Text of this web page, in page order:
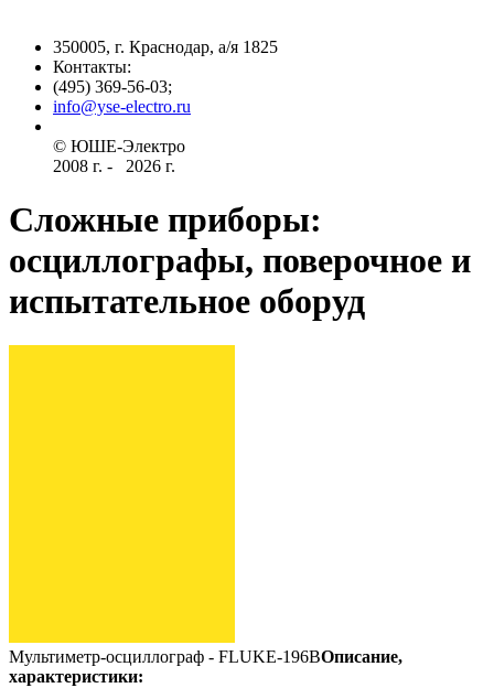
350005, г. Краснодар, а/я 1825
Контакты: ­
(495) 369-56-03;
info@yse-electro.ru­
© ЮШЕ-Эл­ектро ­
2008 г­. - ­ ­­­­­
2026 г.
Сложные приборы:
осциллографы, поверочное и
испытательное оборуд
Мультиметр-осциллограф - FLUKE-196BОписание,
характеристики: